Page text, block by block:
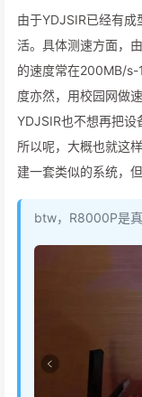
由于YDJSIR已经有
活。具体测速方面，
的速度常在200MB/
度亦然，用校园网做
YDJSIR也不想再把设
所以呢，大概也就这
建一套类似的系统，
btw，R8000P是真